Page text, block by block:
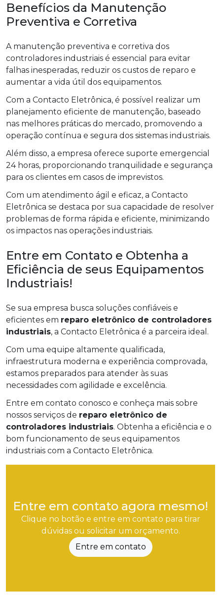
Benefícios da Manutenção
Preventiva e Corretiva
A manutenção preventiva e corretiva dos
controladores industriais é essencial para evitar
falhas inesperadas, reduzir os custos de reparo e
aumentar a vida útil dos equipamentos.
Com a Contacto Eletrônica, é possível realizar um
planejamento eficiente de manutenção, baseado
nas melhores práticas do mercado, promovendo a
operação contínua e segura dos sistemas industriais.
Além disso, a empresa oferece suporte emergencial
24 horas, proporcionando tranquilidade e segurança
para os clientes em casos de imprevistos.
Com um atendimento ágil e eficaz, a Contacto
Eletrônica se destaca por sua capacidade de resolver
problemas de forma rápida e eficiente, minimizando
os impactos nas operações industriais.
Entre em Contato e Obtenha a
Eficiência de seus Equipamentos
Industriais!
Se sua empresa busca soluções confiáveis e
eficientes em reparo eletrônico de controladores
industriais, a Contacto Eletrônica é a parceira ideal.
Com uma equipe altamente qualificada,
infraestrutura moderna e experiência comprovada,
estamos preparados para atender às suas
necessidades com agilidade e excelência.
Entre em contato conosco e conheça mais sobre
nossos serviços de reparo eletrônico de
controladores industriais. Obtenha a eficiência e o
bom funcionamento de seus equipamentos
industriais com a Contacto Eletrônica.
Entre em contato agora mesmo!
Clique no botão e entre em contato para tirar
dúvidas ou solicitar um orçamento.
Entre em contato